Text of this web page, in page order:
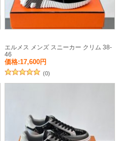
エルメス メンズ スニーカー クリム 38-
46
価格:17,600円
(0)